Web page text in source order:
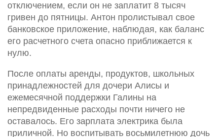
отключением, если он не заплатит 8 тысяч
гривен до пятницы. Антон пролистывал свое
банковское приложение, наблюдая, как баланс
его расчетного счета опасно приближается к
нулю.
После оплаты аренды, продуктов, школьных
принадлежностей для дочери Алисы и
ежемесячной поддержки Галины на
непредвиденные расходы почти ничего не
оставалось. Его зарплата электрика была
приличной. Но воспитывать восьмилетнюю дочь